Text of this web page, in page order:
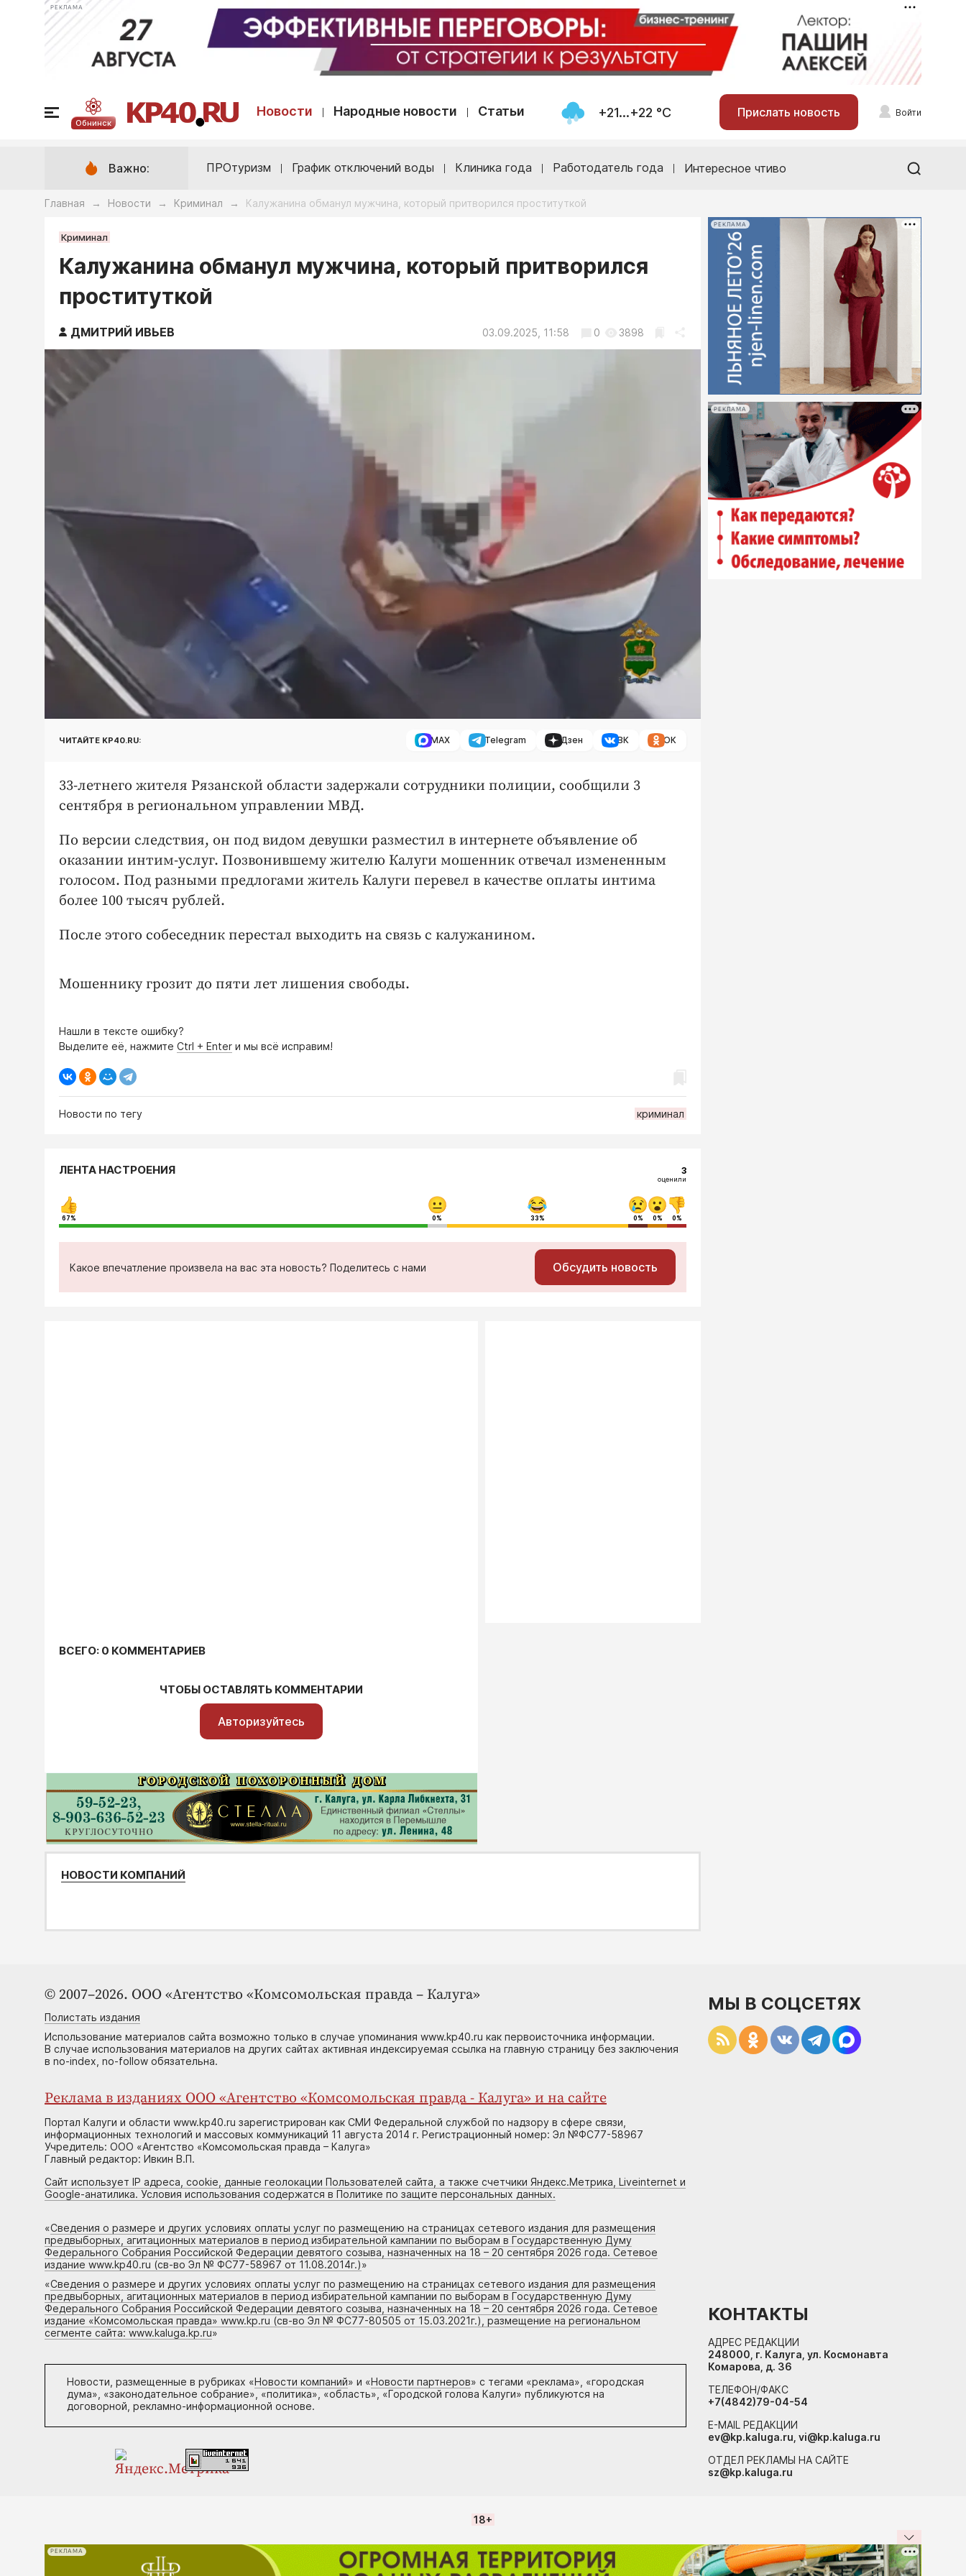
РЕКЛАМА
Обнинск
Новости Народные новости Статьи +21...+22 °С Прислать новость Войти
Важно: ПРОтуризм График отключений воды Клиника года Работодатель года Интересное чтиво
Главная → Новости → Криминал → Калужанина обманул мужчина, который притворился проституткой
Криминал
Калужанина обманул мужчина, который притворился
проституткой
ДМИТРИЙ ИВЬЕВ 03.09.2025, 11:58 0 3898
ЧИТАЙТЕ KP40.RU: MAX Telegram Дзен ВК ОК
33-летнего жителя Рязанской области задержали сотрудники полиции, сообщили 3
сентября в региональном управлении МВД.
По версии следствия, он под видом девушки разместил в интернете объявление об
оказании интим-услуг. Позвонившему жителю Калуги мошенник отвечал измененным
голосом. Под разными предлогами житель Калуги перевел в качестве оплаты интима
более 100 тысяч рублей.
После этого собеседник перестал выходить на связь с калужанином.
Мошеннику грозит до пяти лет лишения свободы.
Нашли в тексте ошибку?
Выделите её, нажмите Ctrl + Enter и мы всё исправим!
Новости по тегу криминал
РЕКЛАМА
РЕКЛАМА
ЛЕНТА НАСТРОЕНИЯ 3
оценили
67% 0% 33% 0% 0% 0%
Какое впечатление произвела на вас эта новость? Поделитесь с нами Обсудить новость
ВСЕГО: 0 КОММЕНТАРИЕВ
ЧТОБЫ ОСТАВЛЯТЬ КОММЕНТАРИИ
Авторизуйтесь
НОВОСТИ КОМПАНИЙ
© 2007–2026. ООО «Агентство «Комсомольская правда – Калуга»
Полистать издания
Использование материалов сайта возможно только в случае упоминания www.kp40.ru как первоисточника информации.
В случае использования материалов на других сайтах активная индексируемая ссылка на главную страницу без заключения
в no-index, no-follow обязательна.
Реклама в изданиях ООО «Агентство «Комсомольская правда - Калуга» и на сайте
Портал Калуги и области www.kp40.ru зарегистрирован как СМИ Федеральной службой по надзору в сфере связи,
информационных технологий и массовых коммуникаций 11 августа 2014 г. Регистрационный номер: Эл №ФС77-58967
Учредитель: ООО «Агентство «Комсомольская правда – Калуга»
Главный редактор: Ивкин В.П.
Сайт использует IP адреса, cookie, данные геолокации Пользователей сайта, а также счетчики Яндекс.Метрика, Liveinternet и
Google-анатилика. Условия использования содержатся в Политике по защите персональных данных.
«Сведения о размере и других условиях оплаты услуг по размещению на страницах сетевого издания для размещения
предвыборных, агитационных материалов в период избирательной кампании по выборам в Государственную Думу
Федерального Собрания Российской Федерации девятого созыва, назначенных на 18 – 20 сентября 2026 года. Сетевое
издание www.kp40.ru (св-во Эл № ФС77-58967 от 11.08.2014г.)»
«Сведения о размере и других условиях оплаты услуг по размещению на страницах сетевого издания для размещения
предвыборных, агитационных материалов в период избирательной кампании по выборам в Государственную Думу
Федерального Собрания Российской Федерации девятого созыва, назначенных на 18 – 20 сентября 2026 года. Сетевое
издание «Комсомольская правда» www.kp.ru (св-во Эл № ФС77-80505 от 15.03.2021г.), размещение на региональном
сегменте сайта: www.kaluga.kp.ru»
Новости, размещенные в рубриках «Новости компаний» и «Новости партнеров» с тегами «реклама», «городская
дума», «законодательное собрание», «политика», «область», «Городской голова Калуги» публикуются на
договорной, рекламно-информационной основе.
МЫ В СОЦСЕТЯХ
КОНТАКТЫ
АДРЕС РЕДАКЦИИ
248000, г. Калуга, ул. Космонавта
Комарова, д. 36
ТЕЛЕФОН/ФАКС
+7(4842)79-04-54
E-MAIL РЕДАКЦИИ
ev@kp.kaluga.ru, vi@kp.kaluga.ru
ОТДЕЛ РЕКЛАМЫ НА САЙТЕ
sz@kp.kaluga.ru
18+
РЕКЛАМА